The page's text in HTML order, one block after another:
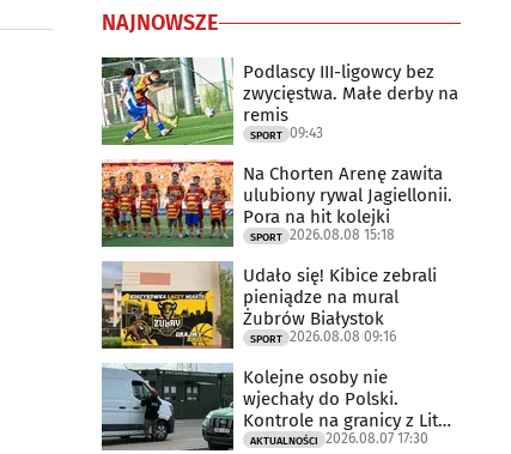
NAJNOWSZE
Podlascy III-ligowcy bez
zwycięstwa. Małe derby na
remis
SPORT 09:43
Na Chorten Arenę zawita
ulubiony rywal Jagiellonii.
Pora na hit kolejki
SPORT 2026.08.08 15:18
Udało się! Kibice zebrali
pieniądze na mural
Żubrów Białystok
SPORT 2026.08.08 09:16
Kolejne osoby nie
wjechały do Polski.
Kontrole na granicy z Litwą
trwają
AKTUALNOŚCI 2026.08.07 17:30